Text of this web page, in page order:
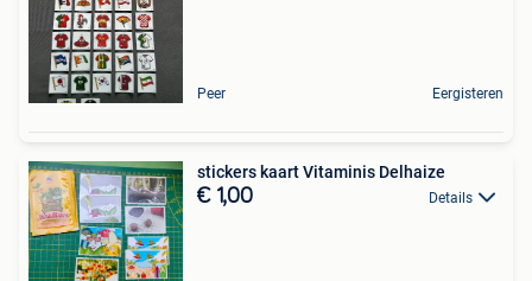
Peer Eergisteren
stickers kaart Vitaminis Delhaize
€ 1,00 Details